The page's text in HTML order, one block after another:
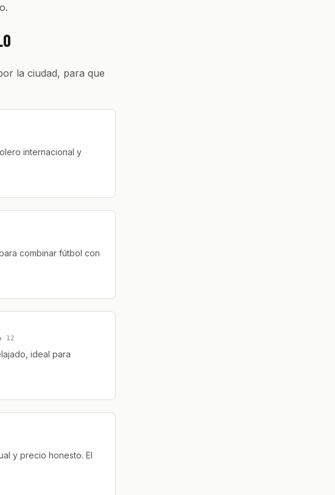
la ciudad, para que
internacional y
combinar fútbol con
12
ideal para
y precio honesto. El